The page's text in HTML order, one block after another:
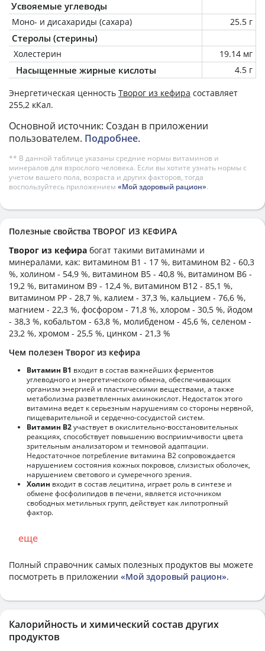
Усвояемые углеводы
Моно- и дисахариды (сахара) 25.5 г
Стеролы (стерины)
Холестерин 19.14 мг
Насыщенные жирные кислоты 4.5 г
Энергетическая ценность Творог из кефира составляет
255,2 кКал.
Основной источник: Создан в приложении
пользователем. Подробнее.
** В данной таблице указаны средние нормы витаминов и
минералов для взрослого человека. Если вы хотите узнать нормы с
учетом вашего пола, возраста и других факторов, тогда
воспользуйтесь приложением «Мой здоровый рацион».
Полезные свойства ТВОРОГ ИЗ КЕФИРА
Творог из кефира богат такими витаминами и
минералами, как: витамином B1 - 17 %, витамином B2 - 60,3
%, холином - 54,9 %, витамином B5 - 40,8 %, витамином B6 -
19,2 %, витамином B9 - 12,4 %, витамином B12 - 85,1 %,
витамином PP - 28,7 %, калием - 37,3 %, кальцием - 76,6 %,
магнием - 22,3 %, фосфором - 71,8 %, хлором - 30,5 %, йодом
- 38,3 %, кобальтом - 63,8 %, молибденом - 45,6 %, селеном -
23,2 %, хромом - 25,5 %, цинком - 21,3 %
Чем полезен Творог из кефира
Витамин В1 входит в состав важнейших ферментов
углеводного и энергетического обмена, обеспечивающих
организм энергией и пластическими веществами, а также
метаболизма разветвленных аминокислот. Недостаток этого
витамина ведет к серьезным нарушениям со стороны нервной,
пищеварительной и сердечно-сосудистой систем.
Витамин В2участвует в окислительно-восстановительных
реакциях, способствует повышению восприимчивости цвета
зрительным анализатором и темновой адаптации.
Недостаточное потребление витамина В2 сопровождается
нарушением состояния кожных покровов, слизистых оболочек,
нарушением светового и сумеречного зрения.
Холин входит в состав лецитина, играет роль в синтезе и
обмене фосфолипидов в печени, является источником
свободных метильных групп, действует как липотропный
фактор.
еще
Полный справочник самых полезных продуктов вы можете
посмотреть в приложении «Мой здоровый рацион».
Калорийность и химический состав других
продуктов